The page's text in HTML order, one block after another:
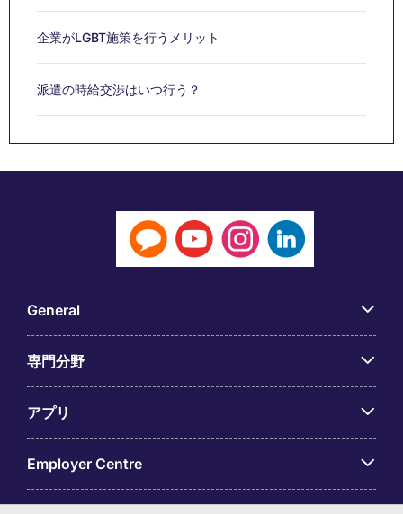
企業がLGBT施策を行うメリット
派遣の時給交渉はいつ行う？
General
専門分野
アプリ
Employer Centre